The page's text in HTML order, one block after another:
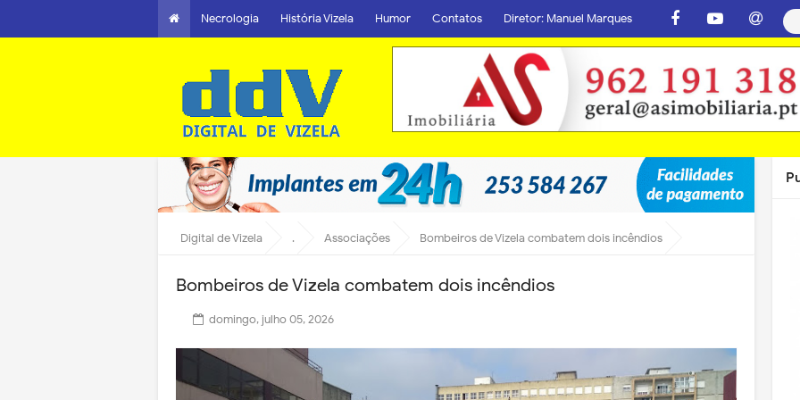
Necrologia História Vizela Humor Contatos Diretor: Manuel Marques
Digital de Vizela . Associações Bombeiros de Vizela combatem dois incêndios
Bombeiros de Vizela combatem dois incêndios
domingo, julho 05, 2026